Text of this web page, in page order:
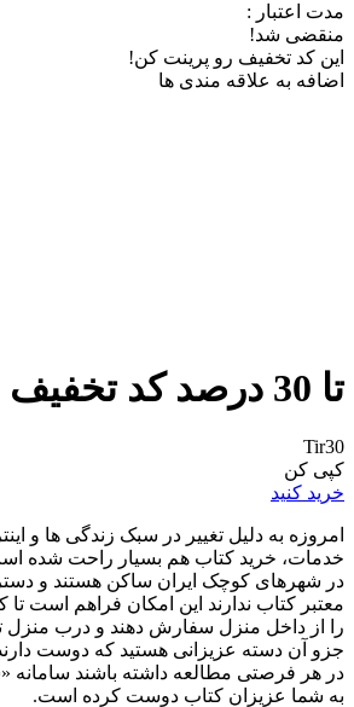
مدت اعتبار :
منقضی شد!
این کد تخفیف رو پرینت کن!
اضافه به علاقه مندی ها
تا 30 درصد کد تخفیف سی بوک
Tir30
کپی کن
خرید کنید
امروزه به دلیل تغییر در سبک زندگی ها و
خدمات، خرید کتاب هم بسیار راحت شده
در شهرهای کوچک ایران ساکن هستند و
معتبر کتاب ندارند این امکان فراهم است تا
را از داخل منزل سفارش دهند و درب منزل
جزو آن دسته عزیزانی هستید که دوست
در هر فرصتی مطالعه داشته باشند سامانه
به شما عزیزان کتاب دوست کرده است.